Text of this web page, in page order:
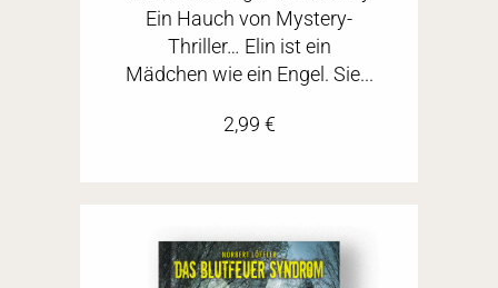
Ein Hauch von Mystery-
Thriller… Elin ist ein
Mädchen wie ein Engel. Sie...
2,99 €